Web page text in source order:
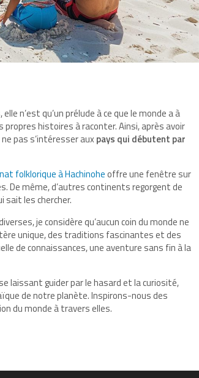
n’est qu’un prélude à ce que le monde a à
histoires à raconter. Ainsi, après avoir
pas s’intéresser auxpays qui débutent par
folklorique à Hachinoheoffre une fenêtre sur
De même, d’autres continents regorgent de
sait les chercher.
je considère qu’aucun coin du monde ne
unique, des traditions fascinantes et des
de connaissances, une aventure sans fin à la
laissant guider par le hasard et la curiosité,
de notre planète. Inspirons-nous des
du monde à travers elles.